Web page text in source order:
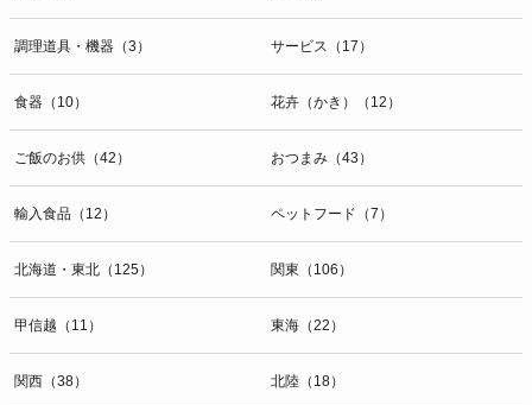
調理道具・機器（3） サービス（17）
食器（10） 花卉（かき）（12）
ご飯のお供（42） おつまみ（43）
輸入食品（12） ペットフード（7）
北海道・東北（125） 関東（106）
甲信越（11） 東海（22）
関西（38） 北陸（18）